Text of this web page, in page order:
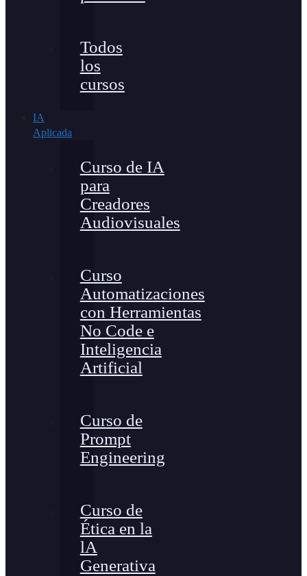
Todos
los
cursos
IA
Aplicada
Curso de IA
para
Creadores
Audiovisuales
Curso
Automatizaciones
con Herramientas
No Code e
Inteligencia
Artificial
Curso de
Prompt
Engineering
Curso de
Ética en la
lA
Generativa